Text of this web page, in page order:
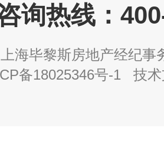
询热线：
海毕黎斯房地产经纪事
备18025346号-1 技术